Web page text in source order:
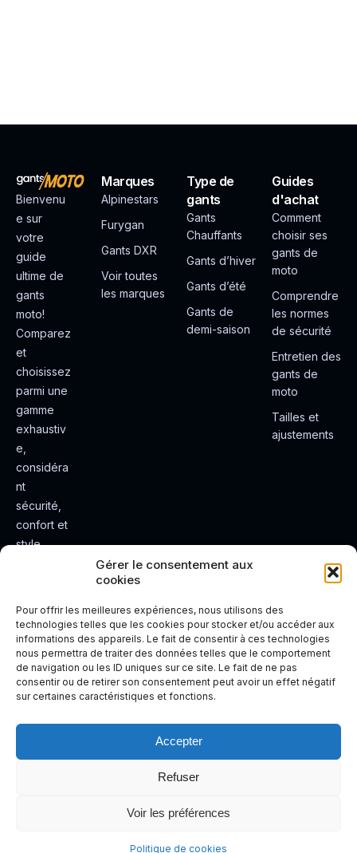
Gérer le consentement aux
cookies
Pour offrir les meilleures expériences, nous utilisons des
technologies telles que les cookies pour stocker et/ou accéder aux
informations des appareils. Le fait de consentir à ces technologies
nous permettra de traiter des données telles que le comportement
de navigation ou les ID uniques sur ce site. Le fait de ne pas
consentir ou de retirer son consentement peut avoir un effet négatif
sur certaines caractéristiques et fonctions.
Accepter
Refuser
Voir les préférences
Politique de cookies
Bienvenu
e sur
votre
guide
ultime de
gants
moto!
Comparez
et
choisissez
parmi une
gamme
exhaustiv
e,
considéra
nt
sécurité,
confort et
style.
e de
conduite
plus sûre
et plus
agréable.
Marques
Alpinestars
Furygan
Gants DXR
Voir toutes
les marques
Type de
gants
Gants
Chauffants
Gants d’hiver
Gants d’été
Gants de
demi-saison
Guides
d'achat
Comment
choisir ses
gants de
moto
Comprendre
les normes
de sécurité
Entretien des
gants de
moto
Tailles et
ajustements